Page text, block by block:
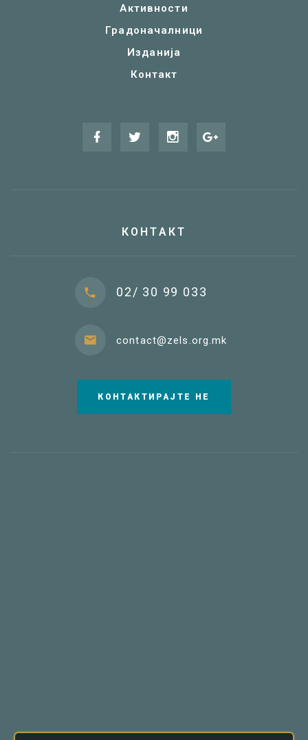
Активности
Градоначалници
Изданија
Контакт
КОНТАКТ
02/ 30 99 033
contact@zels.org.mk
КОНТАКТИРАЈТЕ НЕ